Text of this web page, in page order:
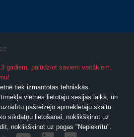
gadiem, palūdziet saviem vecākiem,
tiek izmantotas tehniskās
vietnes lietotāju sesijas laikā, un
pašreizējo apmeklētāju skaitu.
sīkdatņu lietošanai, noklikšķinot uz
noklikšķinot uz pogas "Nepiekrītu".